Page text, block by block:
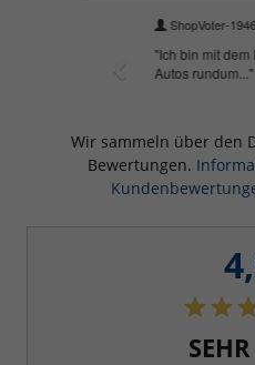
Wir sammeln über den
Bewertungen.